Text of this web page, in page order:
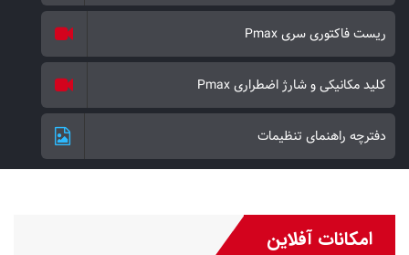
ریست فاکتوری سری Pmax
کلید مکانیکی و شارژ اضطراری Pmax
دفترچه راهنمای تنظیمات
امکانات آفلاین